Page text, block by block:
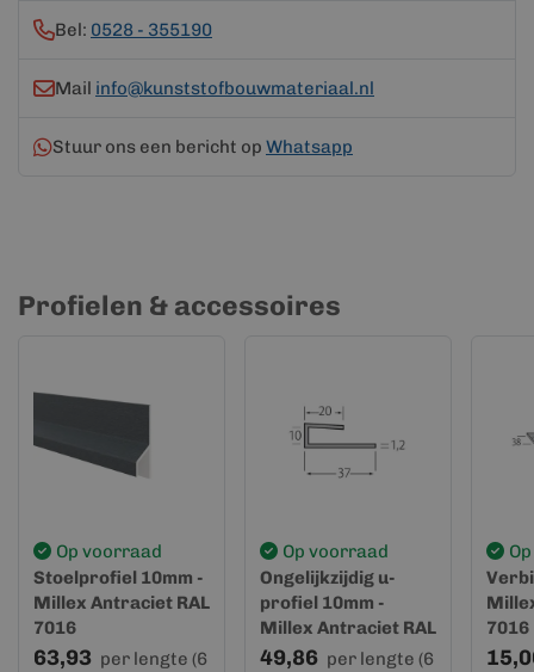
Bel: 0528 - 355190
Mail info@kunststofbouwmateriaal.nl
Stuur ons een bericht op Whatsapp
Profielen & accessoires
Op voorraad
Stoelprofiel 10mm -
Millex Antraciet RAL
7016
63,93 per lengte (6
Op voorraad
Ongelijkzijdig u-
profiel 10mm -
Millex Antraciet RAL
7016
49,86 per lengte (6
7016